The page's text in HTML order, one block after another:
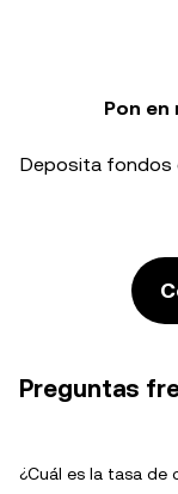
Pon
Deposita fondos
Preguntas
¿Cuál es la tasa de